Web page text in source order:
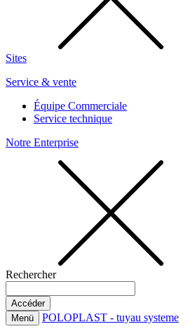
Sites
Service & vente
Équipe Commerciale
Service technique
Notre Enterprise
Rechercher
Menü POLOPLAST - tuyau systeme